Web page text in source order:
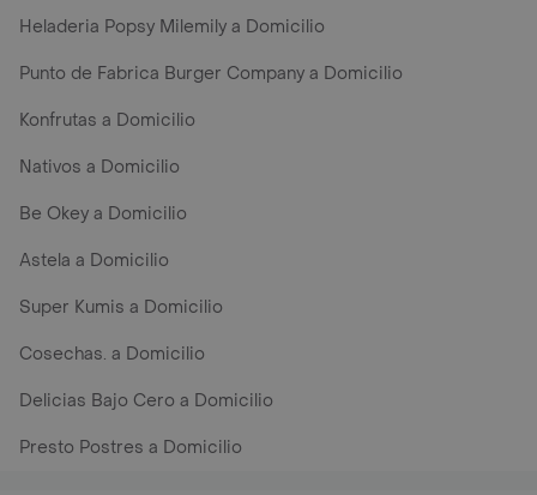
Heladeria Popsy Milemily a Domicilio
Punto de Fabrica Burger Company a Domicilio
Konfrutas a Domicilio
Nativos a Domicilio
Be Okey a Domicilio
Astela a Domicilio
Super Kumis a Domicilio
Cosechas. a Domicilio
Delicias Bajo Cero a Domicilio
Presto Postres a Domicilio